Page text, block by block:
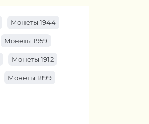
Монеты 1944
Монеты 1959
Монеты 1912
Монеты 1899